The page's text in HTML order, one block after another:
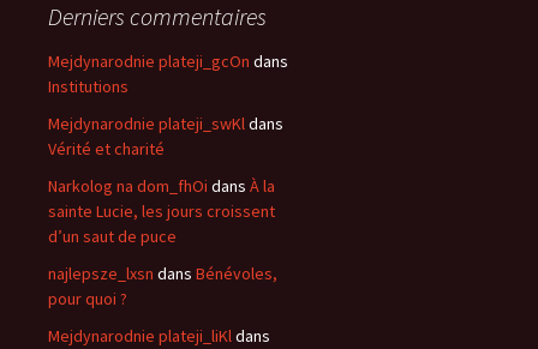
Derniers commentaires
Mejdynarodnie plateji_gcOn dans
Institutions
Mejdynarodnie plateji_swKldans
Vérité et charité
Narkolog na dom_fhOi dans À la
sainte Lucie, les jours croissent
d’un saut de puce
najlepsze_lxsn dans Bénévoles,
pour quoi ?
Mejdynarodnie plateji_liKldans